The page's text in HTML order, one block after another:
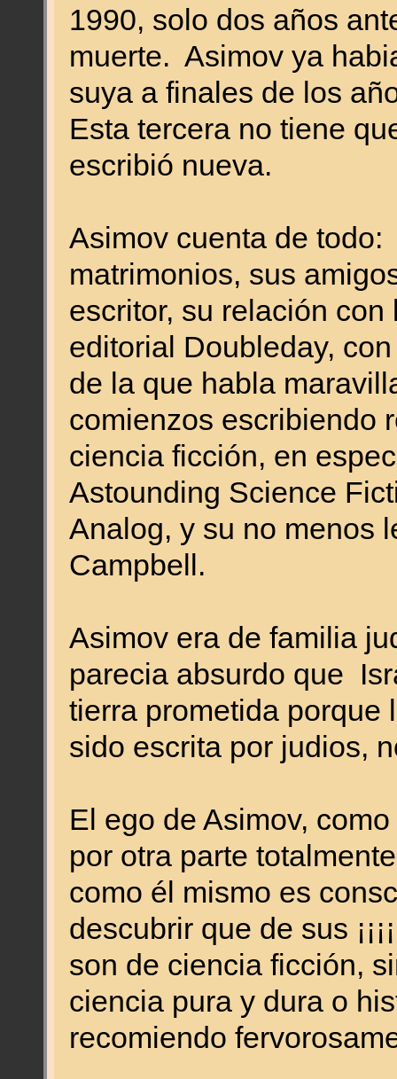
1990, solo dos años
muerte. Asimov ya
suya a finales de los
Esta tercera no tiene
escribió nueva.
Asimov cuenta de
matrimonios, sus
escritor, su relación
editorial Doubleday,
de la que habla
comienzos escribiendo
ciencia ficción, en
Astounding Science
Analog, y su no menos
Campbell.
Asimov era de familia
parecia absurdo que
tierra prometida porque
sido escrita por judios,
El ego de Asimov,
por otra parte
como él mismo es
descubrir que de sus
son de ciencia ficción,
ciencia pura y dura o
recomiendo